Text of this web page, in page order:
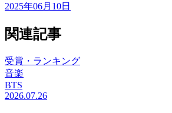
2025年06月10日
関連記事
受賞・ランキング
音楽
BTS
2026.07.26